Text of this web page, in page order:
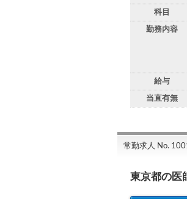
科目
勤務内容
給与
当直有無
常勤求人 No.
東京都の医